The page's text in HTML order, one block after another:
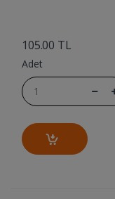
105.00 TL
Adet